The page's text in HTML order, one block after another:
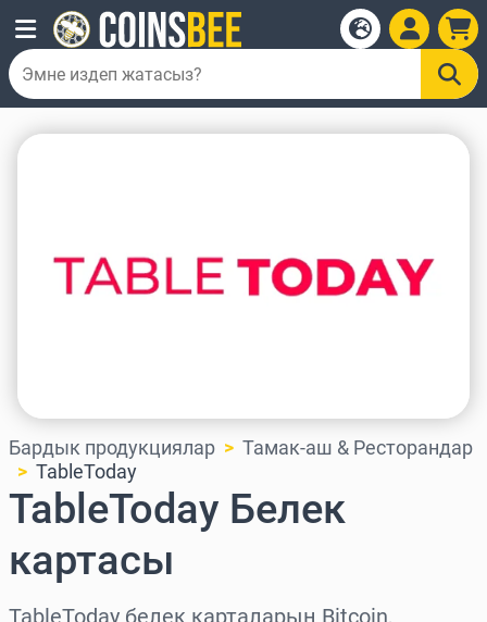
Бардык продукциялар
Тамак-аш & Ресторандар
TableToday
TableToday Белек
картасы